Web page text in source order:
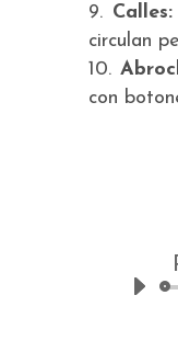
Calles:
circulan
con